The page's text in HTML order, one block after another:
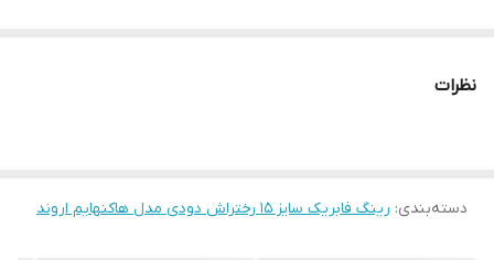
نظرات
دسته‌بندی: رینگ فابریک سایز ۱۵ رختراش دودی مدل هاکنهایم اروند